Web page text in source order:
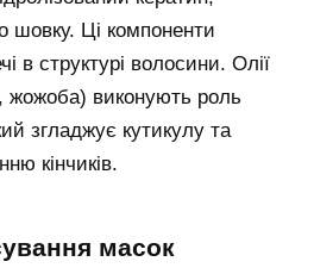
шовку. Ці компоненти
в структурі волосини. Олії
жожоба) виконують роль
згладжує кутикулу та
кінчиків.
масок